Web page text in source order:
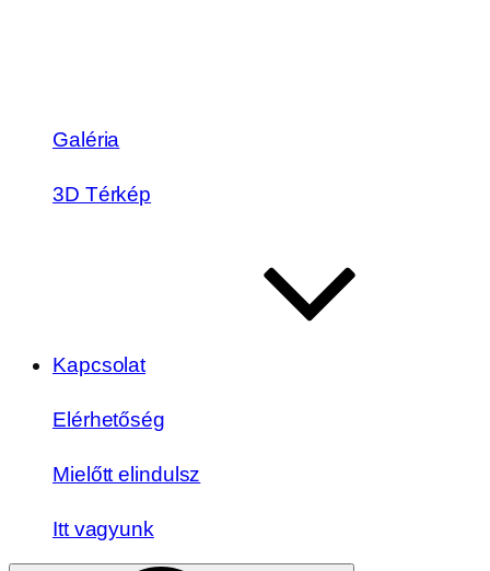
Galéria
3D Térkép
Kapcsolat
Elérhetőség
Mielőtt elindulsz
Itt vagyunk